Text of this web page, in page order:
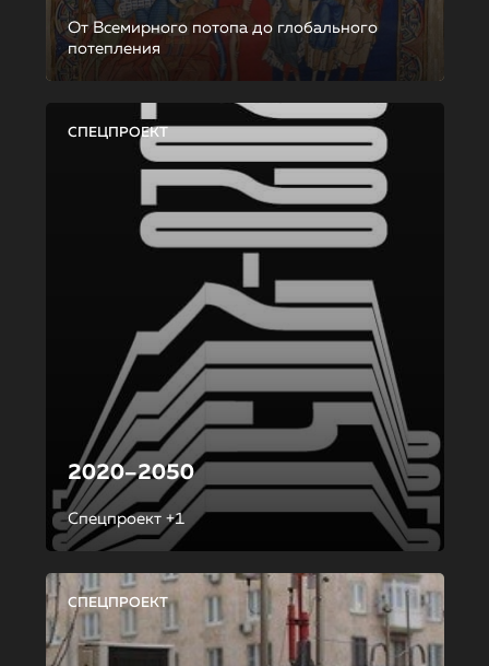
От Всемирного потопа до глобального
потепления
СПЕЦПРОЕКТ
2020–2050
Спецпроект +1
СПЕЦПРОЕКТ